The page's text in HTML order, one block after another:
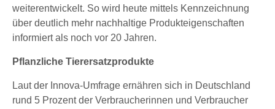
weiterentwickelt. So wird heute mittels Kennzeichnung
über deutlich mehr nachhaltige Produkteigenschaften
informiert als noch vor 20 Jahren.
Pflanzliche Tierersatzprodukte
Laut der Innova-Umfrage ernähren sich in Deutschland
rund 5 Prozent der Verbraucherinnen und Verbraucher